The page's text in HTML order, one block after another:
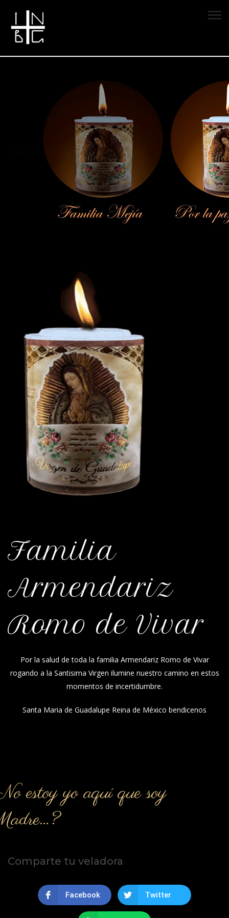
Vela encendida
Familia
Armendariz
Romo de Vivar
Por la salud de toda la familia Armendariz Romo de Vivar
rogando a la Santisima Virgen ilumine nuestro camino en estos
momentos de incertidumbre.
Santa Maria de Guadalupe Reina de México bendicenos
estoy yo aquí que soy
Comparte tu veladora
Facebook Twitter